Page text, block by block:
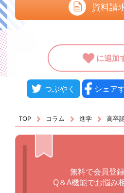
資料請
に追加
つぶやく シェア
TOP コラム 進学 高卒
無料で会員登
Q＆A機能でお悩み